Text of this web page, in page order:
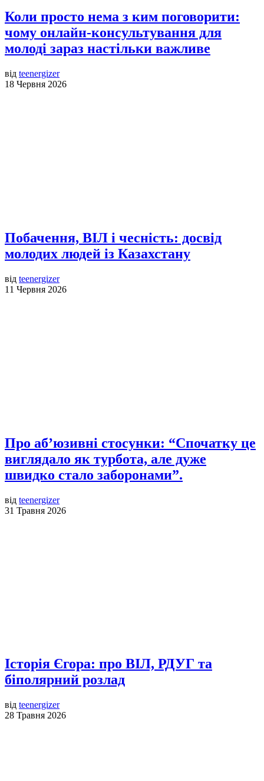
Коли просто нема з ким поговорити:
чому онлайн-консультування для
молоді зараз настільки важливе
від teenergizer
18 Червня 2026
Побачення, ВІЛ і чесність: досвід
молодих людей із Казахстану
від teenergizer
11 Червня 2026
Про аб’юзивні стосунки: “Спочатку це
виглядало як турбота, але дуже
швидко стало заборонами”.
від teenergizer
31 Травня 2026
Історія Єгора: про ВІЛ, РДУГ та
біполярний розлад
від teenergizer
28 Травня 2026